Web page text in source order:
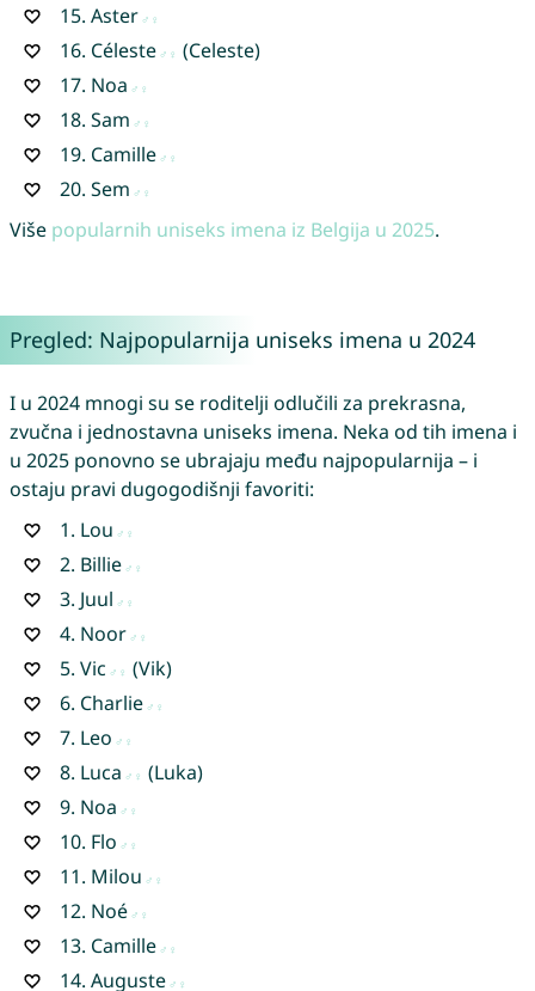
15. Aster
16. Céleste
(Celeste)
17. Noa
18. Sam
19. Camille
20. Sem
Više popularnih uniseks imena iz Belgija u 2025.
Pregled: Najpopularnija uniseks imena u 2024
I u 2024 mnogi su se roditelji odlučili za prekrasna,
zvučna i jednostavna uniseks imena. Neka od tih imena i
u 2025 ponovno se ubrajaju među najpopularnija – i
ostaju pravi dugogodišnji favoriti:
1. Lou
2. Billie
3. Juul
4. Noor
5. Vic
(Vik)
6. Charlie
7. Leo
8. Luca
(Luka)
9. Noa
10. Flo
11. Milou
12. Noé
13. Camille
14. Auguste